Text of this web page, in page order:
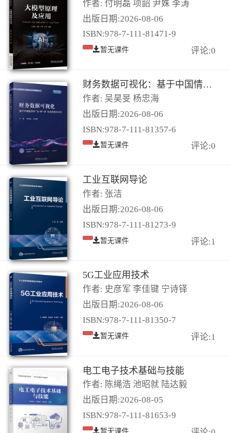
作者: 付明磊 项韶 尹姝 李涛
出版日期:2026-08-06
ISBN:978-7-111-81471-9
暂无课件 评论:0
财务数据可视化：基于中国情境和“教-研-学”互动的案例分析
作者: 吴昊旻 杨忠海
出版日期:2026-08-06
ISBN:978-7-111-81357-6
暂无课件 评论:0
工业互联网导论
作者: 张洁
出版日期:2026-08-06
ISBN:978-7-111-81273-9
暂无课件 评论:1
5G工业应用技术
作者: 史彦军 李佳键 宁诗铎
出版日期:2026-08-06
ISBN:978-7-111-81350-7
暂无课件 评论:1
电工电子技术基础与技能
作者: 陈绳浩 池昭就 陆达毅
出版日期:2026-08-05
ISBN:978-7-111-81653-9
暂无课件